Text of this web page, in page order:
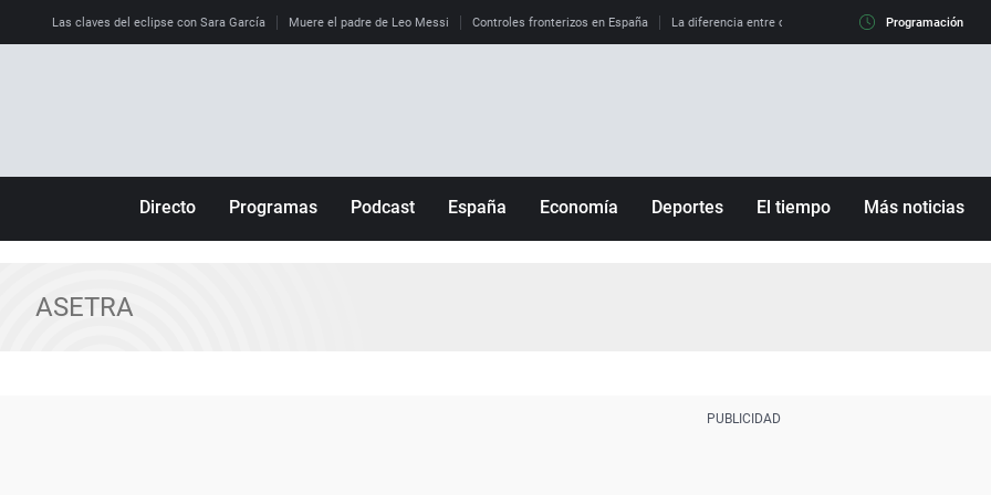
Las claves del eclipse con Sara García Muere el padre de Leo Messi Controles fronterizos en España La diferencia entre observar el eclipse al 99% y al 100%
Programación
Directo Programas Podcast España Economía Deportes El tiempo Más noticias
ASETRA